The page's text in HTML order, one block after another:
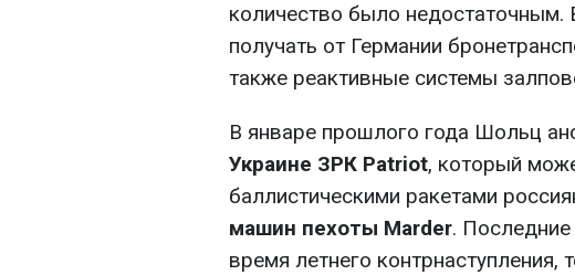
количество было недостаточным.
получать от Германии
также реактивные системы
В январе прошлого года Шольц
Украине ЗРК Patriot, который
баллистическими ракетами
машин пехоты Marder.
время летнего контрнаступления,